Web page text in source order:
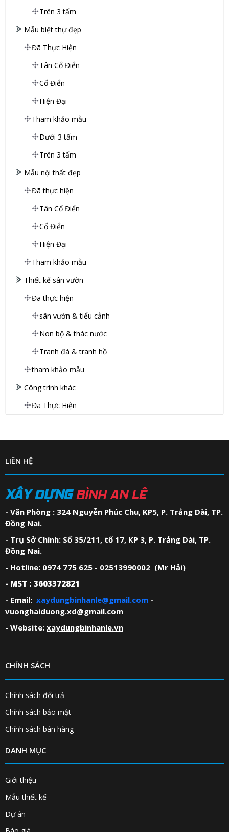
Trên 3 tấm
Mẫu biệt thự đẹp
Đã Thực Hiện
Tân Cổ Điển
Cổ Điển
Hiện Đại
Tham khảo mẫu
Dưới 3 tấm
Trên 3 tấm
Mẫu nội thất đẹp
Đã thực hiện
Tân Cổ Điển
Cổ Điển
Hiện Đại
Tham khảo mẫu
Thiết kế sân vườn
Đã thực hiện
sân vườn & tiểu cảnh
Non bộ & thác nước
Tranh đá & tranh hồ
tham khảo mẫu
Công trình khác
Đã Thực Hiện
LIÊN HỆ
XÂY DỰNG BÌNH AN LÊ
- Văn Phòng : 324 Nguyễn Phúc Chu, KP5, P. Trảng Dài, TP.
Đồng Nai.
- Trụ Sở Chính: Số 35/211, tổ 17, KP 3, P. Trảng Dài, TP.
Đồng Nai.
- Hotline: 0974 775 625 - 02513990002 (Mr Hải)
- MST : 3603372821
- Email: xaydungbinhanle@gmail.com -
vuonghaiduong.xd@gmail.com
- Website: xaydungbinhanle.vn
CHÍNH SÁCH
Chính sách đổi trả
Chính sách bảo mật
Chính sách bán hàng
DANH MỤC
Giới thiệu
Mẫu thiết kế
Dự án